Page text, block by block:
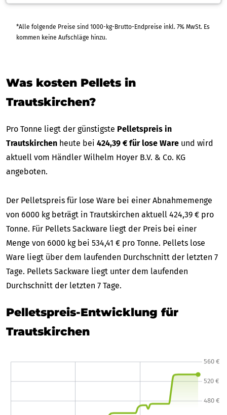
*Alle folgende Preise sind 1000-kg-Brutto-Endpreise inkl. 7% MwSt. Es
kommen keine Aufschläge hinzu.
Was kosten Pellets in
Trautskirchen?
Pro Tonne liegt der günstigste Pelletspreis in
Trautskirchen heute bei 424,39 € für lose Ware und wird
aktuell vom Händler Wilhelm Hoyer B.V. & Co. KG
angeboten.
Der Pelletspreis für lose Ware bei einer Abnahmemenge
von 6000 kg beträgt in Trautskirchen aktuell 424,39 € pro
Tonne. Für Pellets Sackware liegt der Preis bei einer
Menge von 6000 kg bei 534,41 € pro Tonne. Pellets lose
Ware liegt über dem laufenden Durchschnitt der letzten 7
Tage. Pellets Sackware liegt unter dem laufenden
Durchschnitt der letzten 7 Tage.
Pelletspreis-Entwicklung für
Trautskirchen